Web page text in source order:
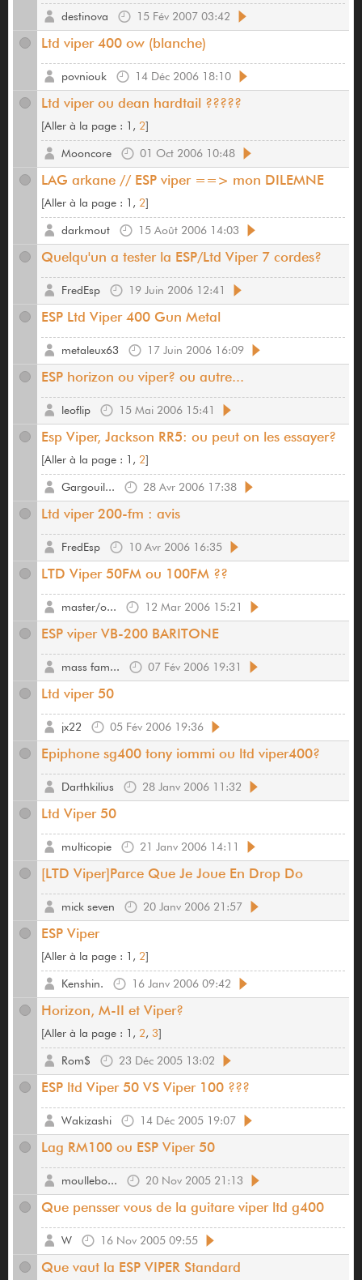
15 Fév 2007 03:42
destinova
Ltd viper 400 ow (blanche)
14 Déc 2006 18:10
povniouk
Ltd viper ou dean hardtail ?????
[Aller à la page : 1, 2]
01 Oct 2006 10:48
Mooncore
LAG arkane // ESP viper ==> mon DILEMNE
[Aller à la page : 1, 2]
15 Août 2006 14:03
darkmout
Quelqu'un a tester la ESP/Ltd Viper 7 cordes?
19 Juin 2006 12:41
FredEsp
ESP Ltd Viper 400 Gun Metal
17 Juin 2006 16:09
metaleux63
ESP horizon ou viper? ou autre...
15 Mai 2006 15:41
leoflip
Esp Viper, Jackson RR5: ou peut on les essayer?
[Aller à la page : 1, 2]
28 Avr 2006 17:38
Gargouil...
Ltd viper 200-fm : avis
10 Avr 2006 16:35
FredEsp
LTD Viper 50FM ou 100FM ??
12 Mar 2006 15:21
master/o...
ESP viper VB-200 BARITONE
07 Fév 2006 19:31
mass fam...
Ltd viper 50
05 Fév 2006 19:36
jx22
Epiphone sg400 tony iommi ou ltd viper400?
28 Janv 2006 11:32
Darthkilius
Ltd Viper 50
21 Janv 2006 14:11
multicopie
[LTD Viper]Parce Que Je Joue En Drop Do
20 Janv 2006 21:57
mick seven
ESP Viper
[Aller à la page : 1, 2]
16 Janv 2006 09:42
Kenshin.
Horizon, M-II et Viper?
[Aller à la page : 1, 2, 3]
23 Déc 2005 13:02
Rom$
ESP ltd Viper 50 VS Viper 100 ???
14 Déc 2005 19:07
Wakizashi
Lag RM100 ou ESP Viper 50
20 Nov 2005 21:13
moullebo...
Que pensser vous de la guitare viper ltd g400
16 Nov 2005 09:55
W
Que vaut la ESP VIPER Standard